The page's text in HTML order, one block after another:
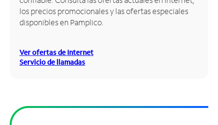
una
tiendalos precios promocionales y las ofertas especiales
disponibles en Pamplico.
Ver ofertas de Internet
Servicio de llamadas